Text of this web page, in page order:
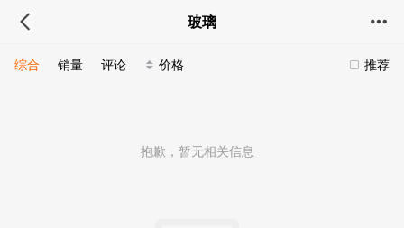
玻璃
推荐
综合 销量 评论 价格
抱歉，暂无相关信息